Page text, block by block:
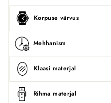
Korpuse värvus
Mehhanism
Klaasi materjal
Rihma materjal